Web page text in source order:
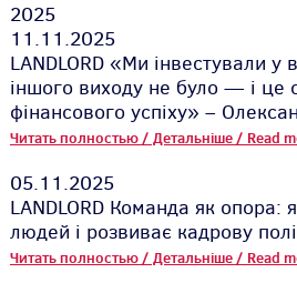
2025
11.11.2025
LANDLORD «Ми інвестували у
іншого виходу не було — і це
фінансового успіху» –
Читать полностью / Детальніше / Read
05.11.2025
LANDLORD Команда як опора:
людей і розвиває кадрову
Читать полностью / Детальніше / Read